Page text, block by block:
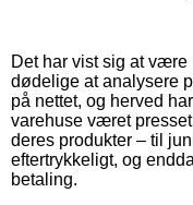
Det har vist sig at
dødelige at analysere
på nettet, og herved
varehuse været
deres produkter – til
eftertrykkeligt, og
betaling.